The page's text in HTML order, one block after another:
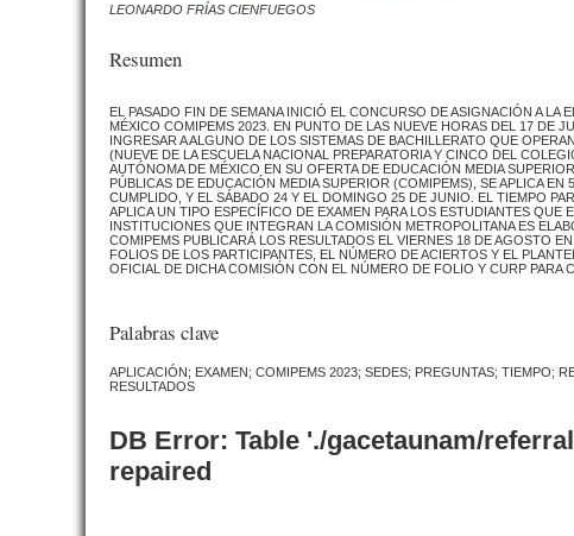
LEONARDO FRÍAS CIENFUEGOS
Resumen
EL PASADO FIN DE SEMANA INICIÓ EL CONCURSO DE ASIGNACIÓN A
MÉXICO COMIPEMS 2023. EN PUNTO DE LAS NUEVE HORAS DEL 17 DE
INGRESAR A ALGUNO DE LOS SISTEMAS DE BACHILLERATO QUE
(NUEVE DE LA ESCUELA NACIONAL PREPARATORIA Y CINCO DEL
AUTÓNOMA DE MÉXICO EN SU OFERTA DE EDUCACIÓN MEDIA
PÚBLICAS DE EDUCACIÓN MEDIA SUPERIOR (COMIPEMS), SE APLICA
CUMPLIDO, Y EL SÁBADO 24 Y EL DOMINGO 25 DE JUNIO. EL TIEMPO
APLICA UN TIPO ESPECÍFICO DE EXAMEN PARA LOS ESTUDIANTES
INSTITUCIONES QUE INTEGRAN LA COMISIÓN METROPOLITANA ES
COMIPEMS PUBLICARÁ LOS RESULTADOS EL VIERNES 18 DE AGOSTO
FOLIOS DE LOS PARTICIPANTES, EL NÚMERO DE ACIERTOS Y EL
OFICIAL DE DICHA COMISIÓN CON EL NÚMERO DE FOLIO Y CURP PARA
Palabras clave
APLICACIÓN; EXAMEN; COMIPEMS 2023; SEDES; PREGUNTAS; TIEMPO;
RESULTADOS
DB Error: Table './gacetaunam/
repaired